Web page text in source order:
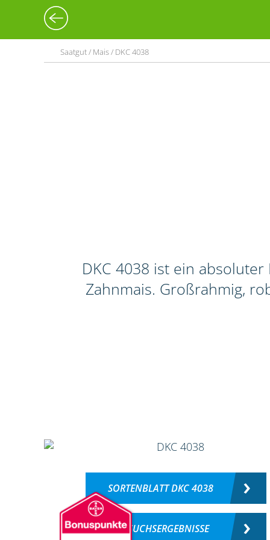
Saatgut / Mais / DKC 4038
DKC 4038 ist ein
Zahnmais. Großrahmig,
SORTENBLATT DKC 4038
VERSUCHSERGEBNISSE